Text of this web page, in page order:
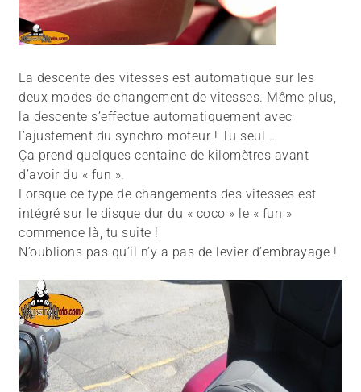
La descente des vitesses est automatique sur les
deux modes de changement de vitesses. Même plus,
la descente s’effectue automatiquement avec
l’ajustement du synchro-moteur ! Tu seul …
Ça prend quelques centaine de kilomètres avant
d’avoir du « fun ».
Lorsque ce type de changements des vitesses est
intégré sur le disque dur du « coco » le « fun »
commence là, tu suite !
N’oublions pas qu’il n’y a pas de levier d’embrayage !